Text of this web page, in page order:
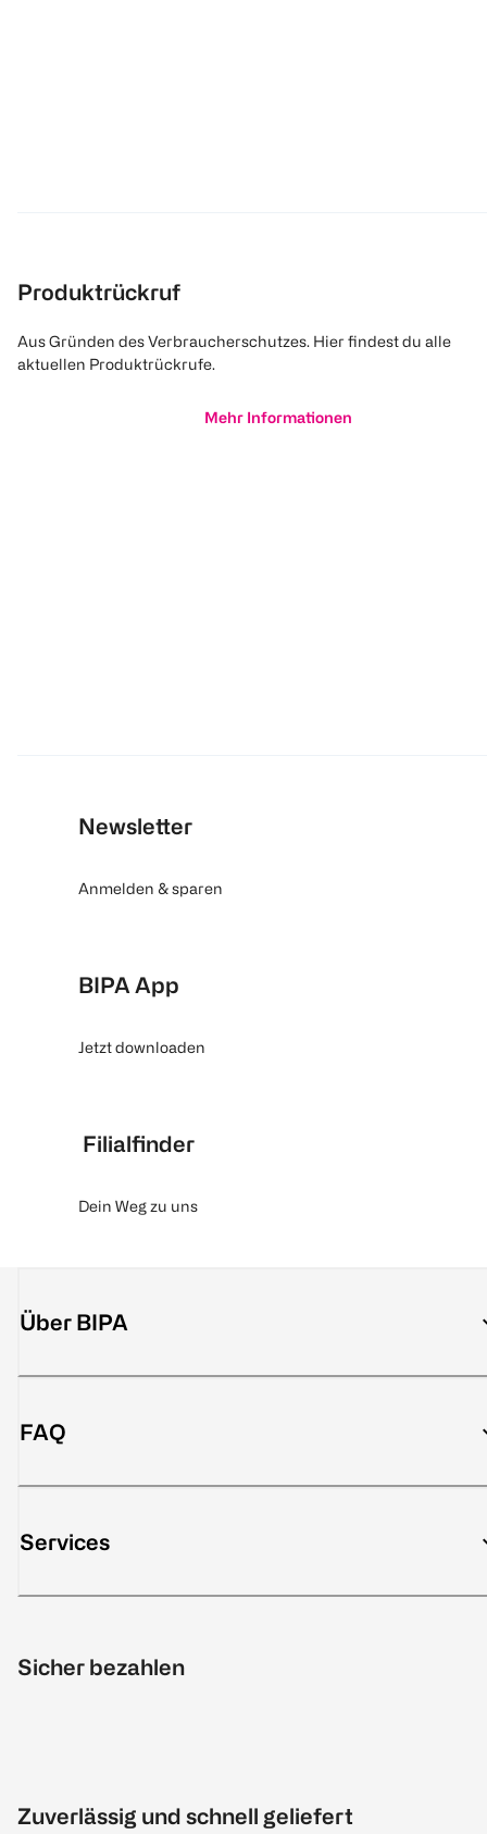
Produktrückruf
Aus Gründen des Verbraucherschutzes. Hier findest du alle
aktuellen Produktrückrufe.
Mehr Informationen
Newsletter
Anmelden & sparen
BIPA App
Jetzt downloaden
Filialfinder
Dein Weg zu uns
Über BIPA
FAQ
Services
Sicher bezahlen
Zuverlässig und schnell geliefert